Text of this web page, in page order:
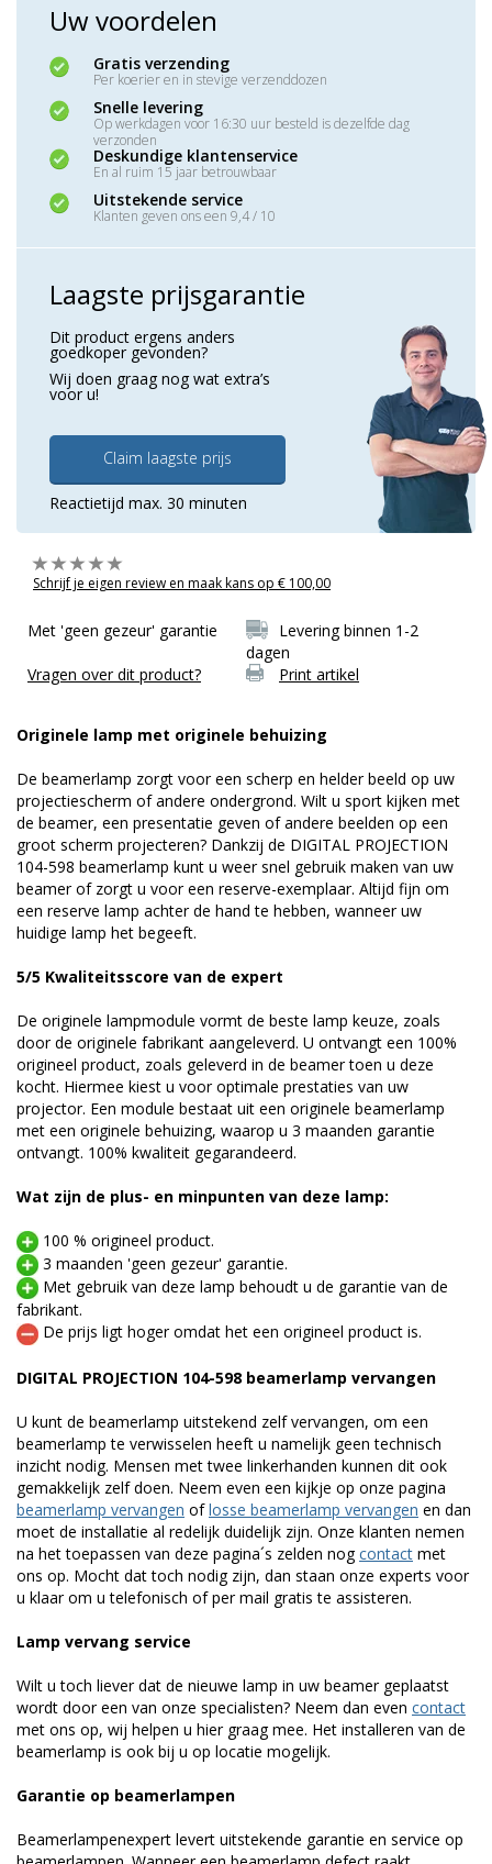
Uw voordelen
Gratis verzending
Per koerier en in stevige verzenddozen
Snelle levering
Op werkdagen voor 16:30 uur besteld is dezelfde dag
verzonden
Deskundige klantenservice
En al ruim 15 jaar betrouwbaar
Uitstekende service
Klanten geven ons een 9,4 / 10
Laagste prijsgarantie
Dit product ergens anders
goedkoper gevonden?
Wij doen graag nog wat extra’s
voor u!
Claim laagste prijs
Reactietijd max. 30 minuten
Schrijf je eigen review en maak kans op € 100,00
Met 'geen gezeur' garantie
Levering binnen 1-2
dagen
Vragen over dit product?
Print artikel
Originele lamp met originele behuizing
De beamerlamp zorgt voor een scherp en helder beeld op uw
projectiescherm of andere ondergrond. Wilt u sport kijken met
de beamer, een presentatie geven of andere beelden op een
groot scherm projecteren? Dankzij de DIGITAL PROJECTION
104-598 beamerlamp kunt u weer snel gebruik maken van uw
beamer of zorgt u voor een reserve-exemplaar. Altijd fijn om
een reserve lamp achter de hand te hebben, wanneer uw
huidige lamp het begeeft.
5/5 Kwaliteitsscore van de expert
De originele lampmodule vormt de beste lamp keuze, zoals
door de originele fabrikant aangeleverd. U ontvangt een 100%
origineel product, zoals geleverd in de beamer toen u deze
kocht. Hiermee kiest u voor optimale prestaties van uw
projector. Een module bestaat uit een originele beamerlamp
met een originele behuizing, waarop u 3 maanden garantie
ontvangt. 100% kwaliteit gegarandeerd.
Wat zijn de plus- en minpunten van deze lamp:
100 % origineel product.
3 maanden 'geen gezeur' garantie.
Met gebruik van deze lamp behoudt u de garantie van de
fabrikant.
De prijs ligt hoger omdat het een origineel product is.
DIGITAL PROJECTION 104-598 beamerlamp vervangen
U kunt de beamerlamp uitstekend zelf vervangen, om een
beamerlamp te verwisselen heeft u namelijk geen technisch
inzicht nodig. Mensen met twee linkerhanden kunnen dit ook
gemakkelijk zelf doen. Neem even een kijkje op onze pagina
beamerlamp vervangen oflosse beamerlamp vervangen en dan
moet de installatie al redelijk duidelijk zijn. Onze klanten nemen
na het toepassen van deze pagina´s zelden nogcontact met
ons op. Mocht dat toch nodig zijn, dan staan onze experts voor
u klaar om u telefonisch of per mail gratis te assisteren.
Lamp vervang service
Wilt u toch liever dat de nieuwe lamp in uw beamer geplaatst
wordt door een van onze specialisten? Neem dan even contact
met ons op, wij helpen u hier graag mee. Het installeren van de
beamerlamp is ook bij u op locatie mogelijk.
Garantie op beamerlampen
Beamerlampenexpert levert uitstekende garantie en service op